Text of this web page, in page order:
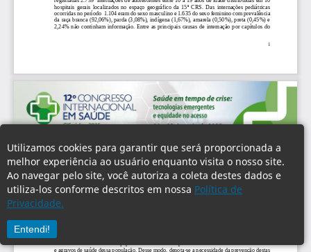
Utilizamos cookies para garantir que será proporcionada a
melhor experiência ao usuário enquanto visita o nosso site.
Ao navegar pelo site, você autoriza a coleta destes dados e
utiliza-los conforme descritos em nossa Política de
Privacidade.
Entendi!